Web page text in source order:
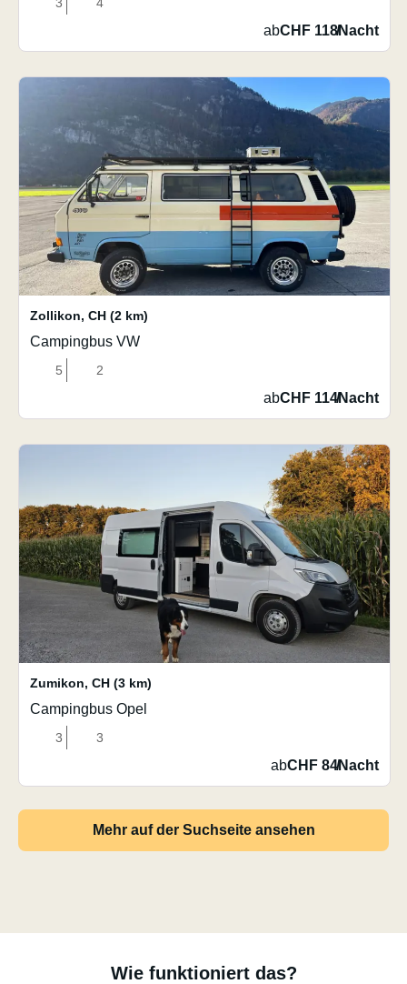
abCHF 118/Nacht
Zollikon, CH (2 km)
Campingbus VW
5 2
abCHF 114/Nacht
Zumikon, CH (3 km)
Campingbus Opel
3 3
abCHF 84/Nacht
Mehr auf der Suchseite ansehen
Wie funktioniert das?